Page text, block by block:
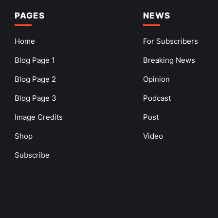
PAGES
Home
Blog Page 1
Blog Page 2
Blog Page 3
Image Credits
Shop
Subscribe
NEWS
For Subscribers
Breaking News
Opinion
Podcast
Post
Video